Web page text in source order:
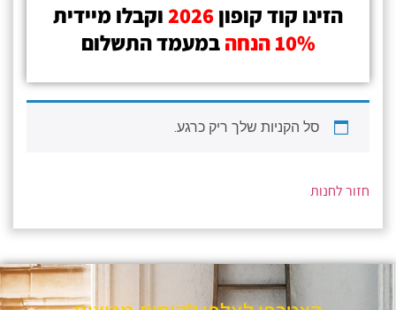
הזינו קוד קופון 2026וקבלו מיידית
10%הנחהבמעמד התשלום
סל הקניות שלך ריק כרגע.
חזור לחנות